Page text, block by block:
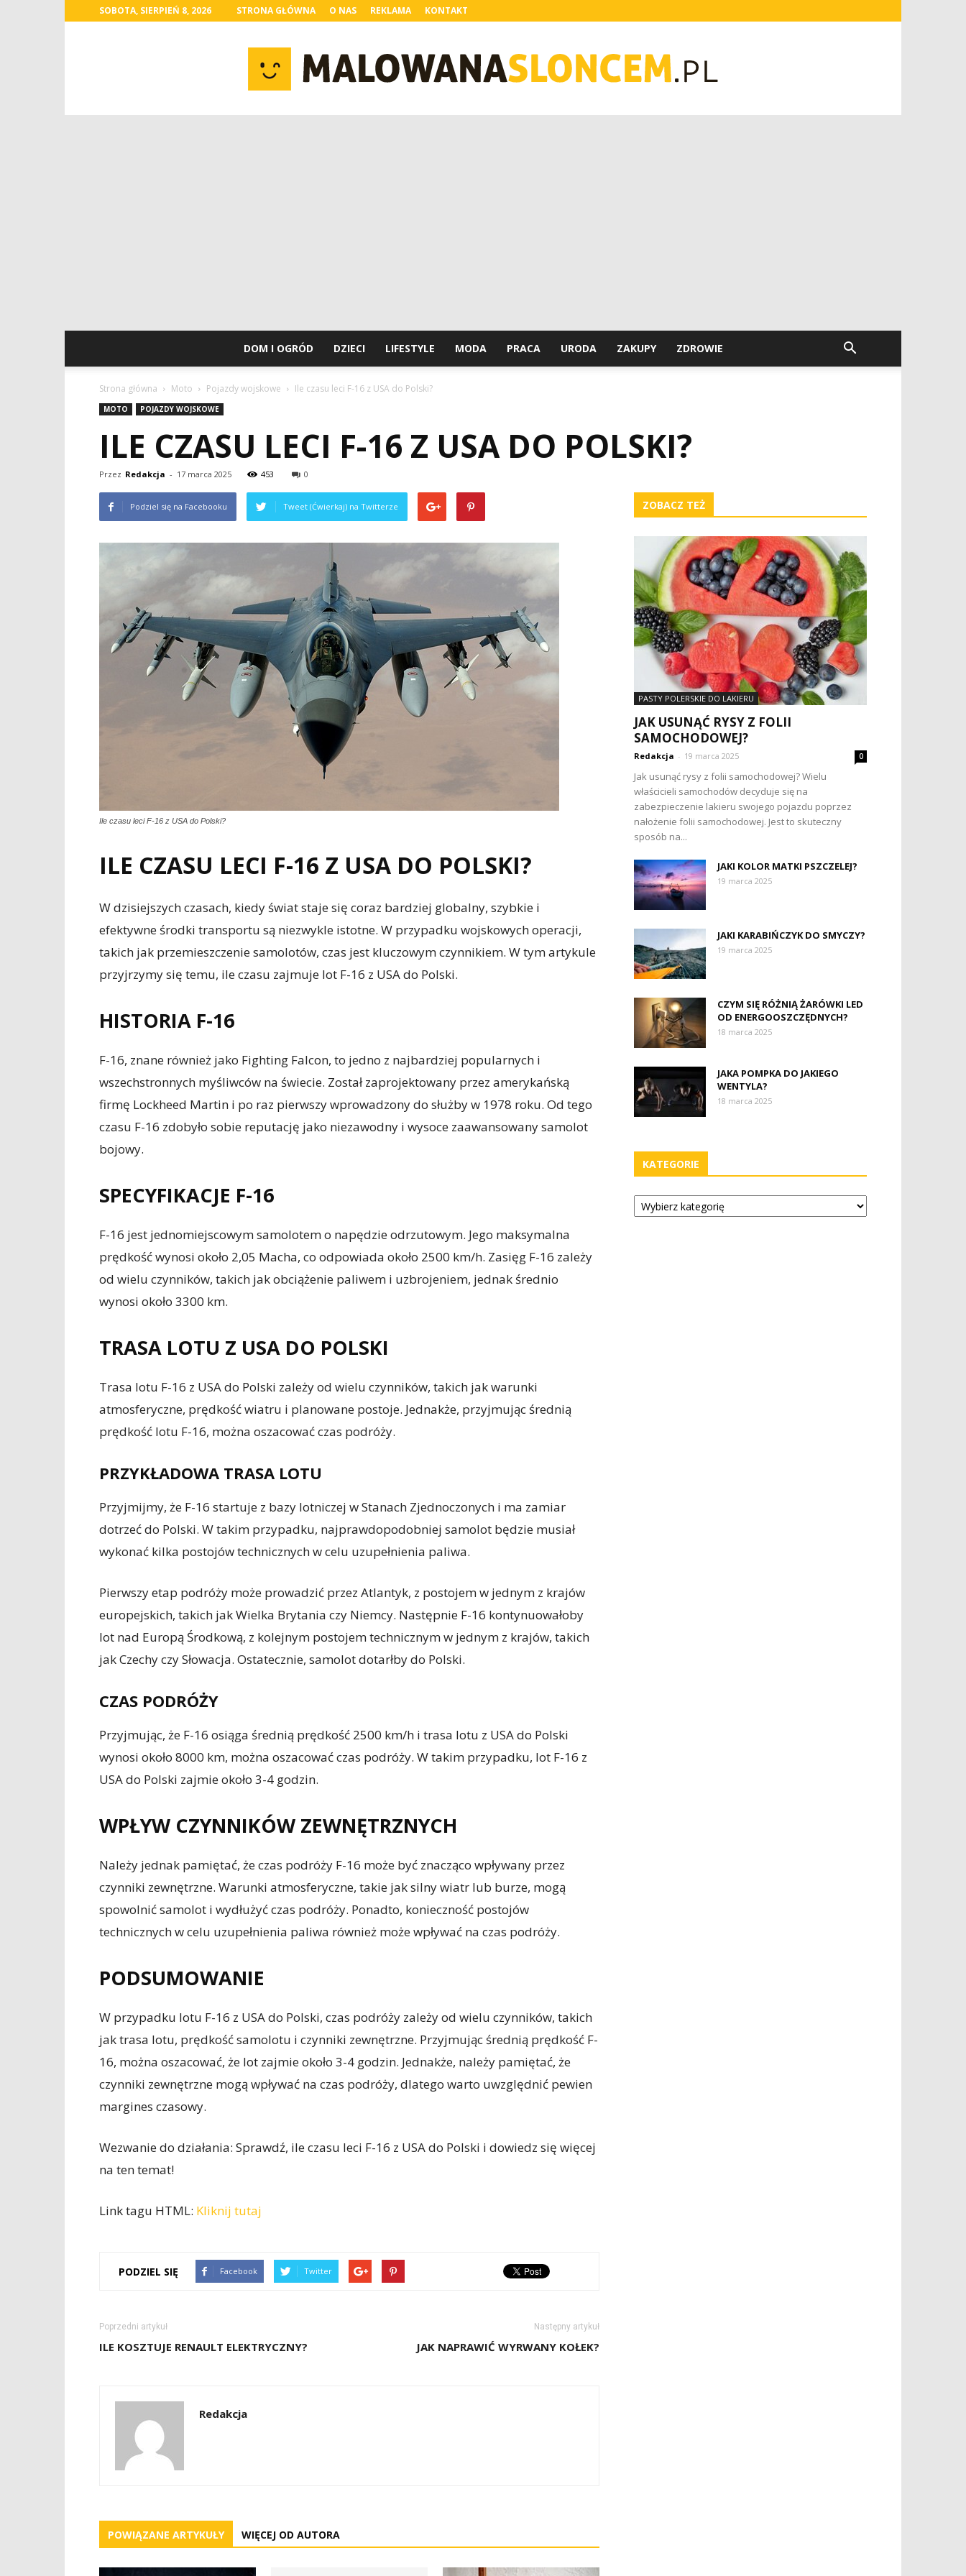
SOBOTA, SIERPIEŃ 8, 2026 STRONA GŁÓWNA O NAS REKLAMA KONTAKT
DOM I OGRÓD DZIECI LIFESTYLE MODA PRACA URODA ZAKUPY ZDROWIE
Strona główna Moto Pojazdy wojskowe Ile czasu leci F-16 z USA do Polski?
MOTO POJAZDY WOJSKOWE
ILE CZASU LECI F-16 Z USA DO POLSKI?
Przez Redakcja - 17 marca 2025 453 0
Podziel się na Facebooku Tweet (Ćwierkaj) na Twitterze
Ile czasu leci F-16 z USA do Polski?
ILE CZASU LECI F-16 Z USA DO POLSKI?
W dzisiejszych czasach, kiedy świat staje się coraz bardziej globalny, szybkie i
efektywne środki transportu są niezwykle istotne. W przypadku wojskowych operacji,
takich jak przemieszczenie samolotów, czas jest kluczowym czynnikiem. W tym artykule
przyjrzymy się temu, ile czasu zajmuje lot F-16 z USA do Polski.
HISTORIA F-16
F-16, znane również jako Fighting Falcon, to jedno z najbardziej popularnych i
wszechstronnych myśliwców na świecie. Został zaprojektowany przez amerykańską
firmę Lockheed Martin i po raz pierwszy wprowadzony do służby w 1978 roku. Od tego
czasu F-16 zdobyło sobie reputację jako niezawodny i wysoce zaawansowany samolot
bojowy.
SPECYFIKACJE F-16
F-16 jest jednomiejscowym samolotem o napędzie odrzutowym. Jego maksymalna
prędkość wynosi około 2,05 Macha, co odpowiada około 2500 km/h. Zasięg F-16 zależy
od wielu czynników, takich jak obciążenie paliwem i uzbrojeniem, jednak średnio
wynosi około 3300 km.
TRASA LOTU Z USA DO POLSKI
Trasa lotu F-16 z USA do Polski zależy od wielu czynników, takich jak warunki
atmosferyczne, prędkość wiatru i planowane postoje. Jednakże, przyjmując średnią
prędkość lotu F-16, można oszacować czas podróży.
PRZYKŁADOWA TRASA LOTU
Przyjmijmy, że F-16 startuje z bazy lotniczej w Stanach Zjednoczonych i ma zamiar
dotrzeć do Polski. W takim przypadku, najprawdopodobniej samolot będzie musiał
wykonać kilka postojów technicznych w celu uzupełnienia paliwa.
Pierwszy etap podróży może prowadzić przez Atlantyk, z postojem w jednym z krajów
europejskich, takich jak Wielka Brytania czy Niemcy. Następnie F-16 kontynuowałoby
lot nad Europą Środkową, z kolejnym postojem technicznym w jednym z krajów, takich
jak Czechy czy Słowacja. Ostatecznie, samolot dotarłby do Polski.
CZAS PODRÓŻY
Przyjmując, że F-16 osiąga średnią prędkość 2500 km/h i trasa lotu z USA do Polski
wynosi około 8000 km, można oszacować czas podróży. W takim przypadku, lot F-16 z
USA do Polski zajmie około 3-4 godzin.
WPŁYW CZYNNIKÓW ZEWNĘTRZNYCH
Należy jednak pamiętać, że czas podróży F-16 może być znacząco wpływany przez
czynniki zewnętrzne. Warunki atmosferyczne, takie jak silny wiatr lub burze, mogą
spowolnić samolot i wydłużyć czas podróży. Ponadto, konieczność postojów
technicznych w celu uzupełnienia paliwa również może wpływać na czas podróży.
PODSUMOWANIE
W przypadku lotu F-16 z USA do Polski, czas podróży zależy od wielu czynników, takich
jak trasa lotu, prędkość samolotu i czynniki zewnętrzne. Przyjmując średnią prędkość F-
16, można oszacować, że lot zajmie około 3-4 godzin. Jednakże, należy pamiętać, że
czynniki zewnętrzne mogą wpływać na czas podróży, dlatego warto uwzględnić pewien
margines czasowy.
Wezwanie do działania: Sprawdź, ile czasu leci F-16 z USA do Polski i dowiedz się więcej
na ten temat!
Link tagu HTML: Kliknij tutaj
PODZIEL SIĘ Facebook Twitter
Poprzedni artykuł
ILE KOSZTUJE RENAULT ELEKTRYCZNY?
Następny artykuł
JAK NAPRAWIĆ WYRWANY KOŁEK?
Redakcja
POWIĄZANE ARTYKUŁY WIĘCEJ OD AUTORA
ZOBACZ TEŻ
PASTY POLERSKIE DO LAKIERU
JAK USUNĄĆ RYSY Z FOLII
SAMOCHODOWEJ?
Redakcja - 19 marca 2025 0
Jak usunąć rysy z folii samochodowej? Wielu
właścicieli samochodów decyduje się na
zabezpieczenie lakieru swojego pojazdu poprzez
nałożenie folii samochodowej. Jest to skuteczny
sposób na...
JAKI KOLOR MATKI PSZCZELEJ?
19 marca 2025
JAKI KARABIŃCZYK DO SMYCZY?
19 marca 2025
CZYM SIĘ RÓŻNIĄ ŻARÓWKI LED
OD ENERGOOSZCZĘDNYCH?
18 marca 2025
JAKA POMPKA DO JAKIEGO
WENTYLA?
18 marca 2025
KATEGORIE
Kategorie